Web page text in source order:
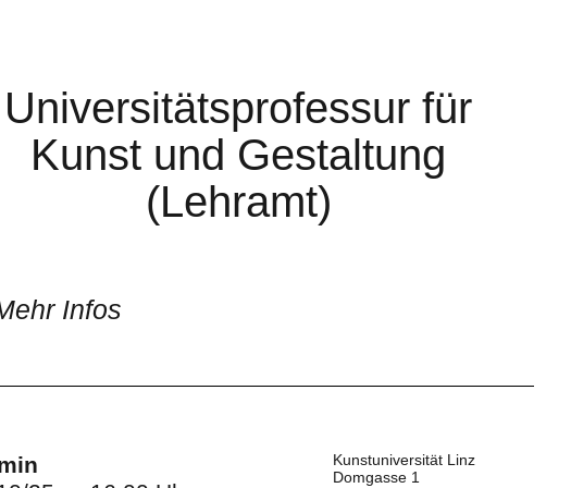
Universitätsprofessur für
Kunst und Gestaltung
(Lehramt)
Infos
Kunstuniversität Linz
Domgasse 1